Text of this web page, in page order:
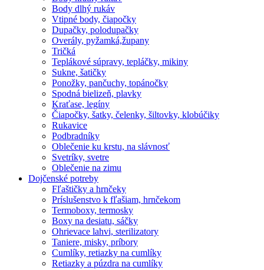
Body dlhý rukáv
Vtipné body, čiapočky
Dupačky, polodupačky
Overály, pyžamká,župany
Tričká
Teplákové súpravy, tepláčky, mikiny
Sukne, šatičky
Ponožky, pančuchy, topánočky
Spodná bielizeň, plavky
Kraťase, legíny
Čiapočky, šatky, čelenky, šiltovky, klobúčiky
Rukavice
Podbradníky
Oblečenie ku krstu, na slávnosť
Svetríky, svetre
Oblečenie na zimu
Dojčenské potreby
Fľaštičky a hrnčeky
Príslušenstvo k fľašiam, hrnčekom
Termoboxy, termosky
Boxy na desiatu, sáčky
Ohrievace lahvi, sterilizatory
Taniere, misky, príbory
Cumlíky, retiazky na cumlíky
Retiazky a púzdra na cumlíky